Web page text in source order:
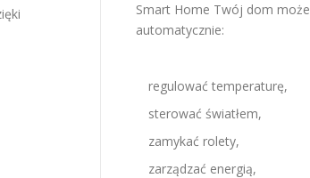
Smart Home Twój dom może
automatycznie:
regulować temperaturę,
sterować światłem,
zamykać rolety,
zarządzać energią,